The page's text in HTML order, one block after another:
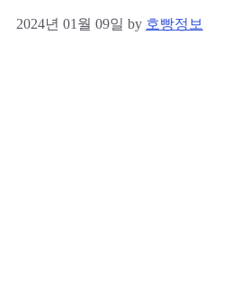
2024년 01월 09일 by 호빵정보